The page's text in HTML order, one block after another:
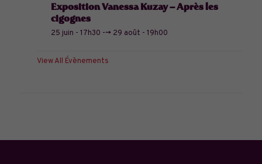
Exposition Vanessa Kuzay – Après les
cigognes
25 juin - 17h30 --> 29 août - 19h00
View All Évènements